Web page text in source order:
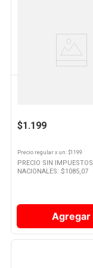
Ver
Producto
$1.199
Precio regular x un: $1199
PRECIO SIN IMPUESTOS
NACIONALES: $1085,07
Agregar